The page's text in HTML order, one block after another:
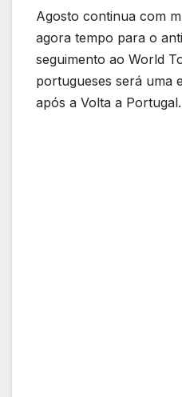
Agosto continua com
agora tempo para o
seguimento ao World
portugueses será uma
após a Volta a Portugal.